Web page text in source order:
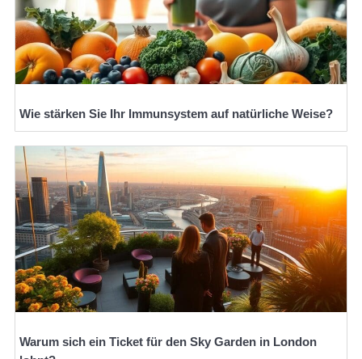
Wie stärken Sie Ihr Immunsystem auf natürliche Weise?
Warum sich ein Ticket für den Sky Garden in London